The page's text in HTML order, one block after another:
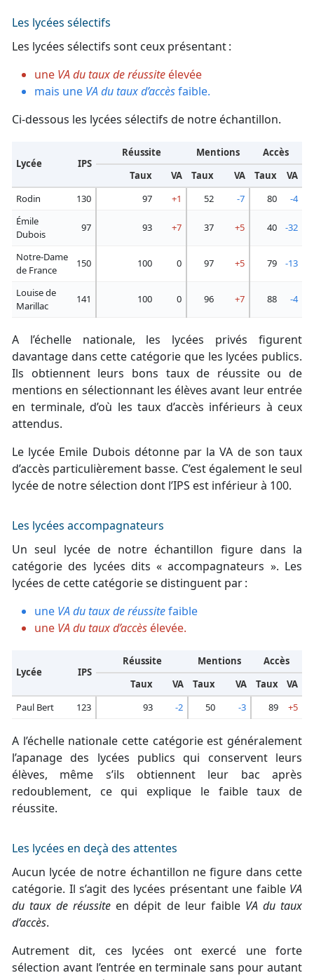
Les lycées sélectifs
Les lycées sélectifs sont ceux présentant :
une VA du taux de réussite élevée
mais une VA du taux d’accèsfaible.
Ci-dessous les lycées sélectifs de notre échantillon.
Lycée IPS
Réussite Mentions
Accès
Taux
VA Taux VA Taux
VA
Rodin
130 97 +1 52 -7 80
-4
Émile
Dubois
97 93 +7 37 +5 40 -32
Notre-Dame
de France
150 100 0 97 +5 79 -13
Louise de
Marillac
141 100 0 96 +7 88 -4
A l’échelle nationale, les lycées privés figurent
davantage dans cette catégorie que les lycées publics.
Ils obtiennent leurs bons taux de réussite ou de
mentions en sélectionnant les élèves avant leur entrée
en terminale, d’où les taux d’accès inférieurs à ceux
attendus.
Le lycée Emile Dubois détonne par la VA de son taux
d’accès particulièrement basse. C’est également le seul
lycée de notre sélection dont l’IPS est inférieur à 100.
Les lycées accompagnateurs
Un seul lycée de notre échantillon figure dans la
catégorie des lycées dits « accompagnateurs ». Les
lycées de cette catégorie se distinguent par :
une VA du taux de réussitefaible
une VA du taux d’accès élevée.
Lycée IPS
Réussite Mentions
Accès
Taux
VA Taux VA Taux
VA
Paul Bert
123 93 -2 50 -3 89 +5
A l’échelle nationale cette catégorie est généralement
l’apanage des lycées publics qui conservent leurs
élèves, même s’ils obtiennent leur bac après
redoublement, ce qui explique le faible taux de
réussite.
Les lycées en deçà des attentes
Aucun lycée de notre échantillon ne figure dans cette
catégorie. Il s’agit des lycées présentant une faible VA
du taux de réussite en dépit de leur faible VA du taux
d’accès.
Autrement dit, ces lycées ont exercé une forte
sélection avant l’entrée en terminale sans pour autant